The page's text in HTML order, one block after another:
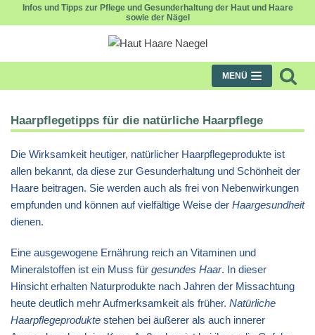
Infos und Tipps zur Pflege und Gesunderhaltung der Haut und Haare
sowie der Nägel
MENÜ
Haarpflegetipps für die natürliche Haarpflege
Die Wirksamkeit heutiger, natürlicher Haarpflegeprodukte ist
allen bekannt, da diese zur Gesunderhaltung und Schönheit der
Haare beitragen. Sie werden auch als frei von Nebenwirkungen
empfunden und können auf vielfältige Weise der Haargesundheit
dienen.
Eine ausgewogene Ernährung reich an Vitaminen und
Mineralstoffen ist ein Muss für gesundes Haar. In dieser
Hinsicht erhalten Naturprodukte nach Jahren der Missachtung
heute deutlich mehr Aufmerksamkeit als früher. Natürliche
Haarpflegeprodukte stehen bei äußerer als auch innerer